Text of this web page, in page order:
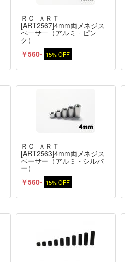
ＲＣ−ＡＲＴ
[ART2567]4mm両メネジス
ペーサー（アルミ・ピン
ク）
￥560- 15% OFF
ＲＣ−ＡＲＴ
[ART2563]4mm両メネジス
ペーサー（アルミ・シルバ
ー）
￥560- 15% OFF